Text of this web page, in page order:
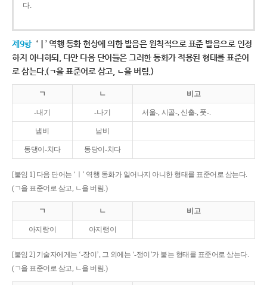
다.
제9항 ‘ㅣ’ 역행 동화 현상에 의한 발음은 원칙적으로 표준 발음으로 인정
하지 아니하되, 다만 다음 단어들은 그러한 동화가 적용된 형태를 표준어
로 삼는다.(ㄱ을 표준어로 삼고, ㄴ을 버림.)
ㄱ ㄴ 비고
-내기 -나기 서울-, 시골-, 신출-, 풋-.
냄비 남비
동댕이-치다 동당이-치다
[붙임 1] 다음 단어는 ‘ㅣ’ 역행 동화가 일어나지 아니한 형태를 표준어로 삼는다.
(ㄱ을 표준어로 삼고, ㄴ을 버림.)
ㄱ ㄴ 비고
아지랑이 아지랭이
[붙임 2] 기술자에게는 ‘-장이’, 그 외에는 ‘-쟁이’가 붙는 형태를 표준어로 삼는다.
(ㄱ을 표준어로 삼고, ㄴ을 버림.)